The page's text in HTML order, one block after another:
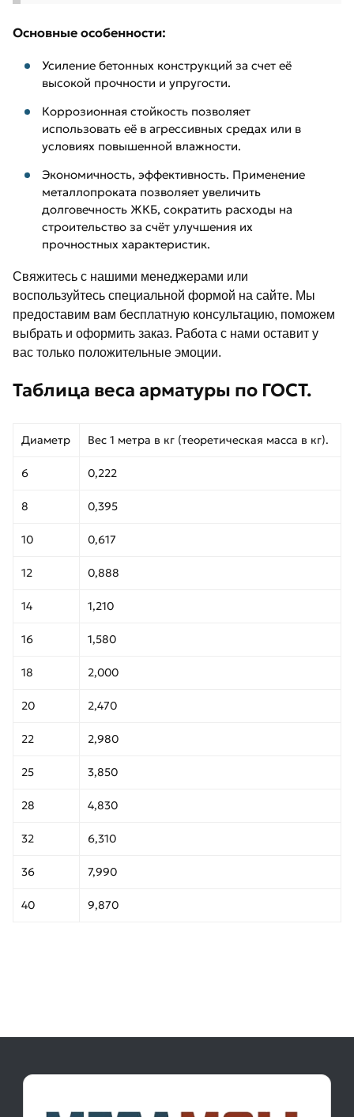
Основные особенности:
Усиление бетонных конструкций за счет её
высокой прочности и упругости.
Коррозионная стойкость позволяет
использовать её в агрессивных средах или в
условиях повышенной влажности.
Экономичность, эффективность. Применение
металлопроката позволяет увеличить
долговечность ЖКБ, сократить расходы на
строительство за счёт улучшения их
прочностных характеристик.
Свяжитесь с нашими менеджерами или
воспользуйтесь специальной формой на сайте. Мы
предоставим вам бесплатную консультацию, поможем
выбрать и оформить заказ. Работа с нами оставит у
вас только положительные эмоции.
Таблица веса арматуры по ГОСТ.
Диаметр Вес 1 метра в кг (теоретическая масса в кг).
6 0,222
8 0,395
10 0,617
12 0,888
14 1,210
16 1,580
18 2,000
20 2,470
22 2,980
25 3,850
28 4,830
32 6,310
36 7,990
40 9,870